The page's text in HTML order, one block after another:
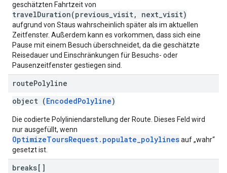
geschätzten Fahrtzeit von
travelDuration(previous_visit, next_visit)
aufgrund von Staus wahrscheinlich später als im aktuellen
Zeitfenster. Außerdem kann es vorkommen, dass sich eine
Pause mit einem Besuch überschneidet, da die geschätzte
Reisedauer und Einschränkungen für Besuchs- oder
Pausenzeitfenster gestiegen sind.
routePolyline
object (EncodedPolyline)
Die codierte Polyliniendarstellung der Route. Dieses Feld wird
nur ausgefüllt, wenn
OptimizeToursRequest.populate_polylinesauf „wahr“
gesetzt ist.
breaks[]